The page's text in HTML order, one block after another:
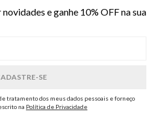
e ganhe 10% OFF na sua
tratamento dos meus dados pessoais e forneço
na Política de Privacidade